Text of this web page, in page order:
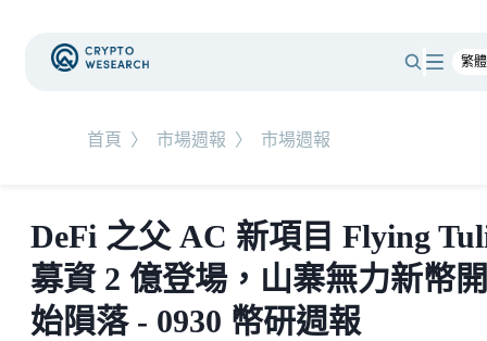
首頁 〉 市場週報 〉 市場週報
DeFi 之父 AC 新項目 Flying
募資 2 億登場，山寨無力新幣開
始隕落 - 0930 幣研週報